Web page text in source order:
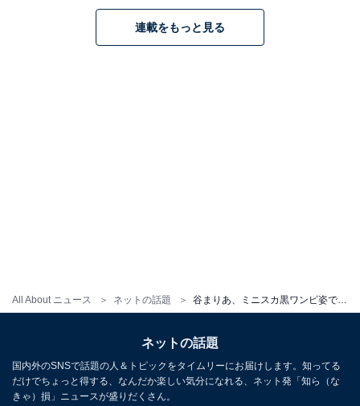
All About ニュース ネットの話題
連載をもっと見る
ネットの話題
国内外のSNSで話題の人＆トピックをタイムリーにお届けします。知ってる
だけでちょっと得する、なんだか楽しい気分になれる、ネット発「知ら（な
きゃ）損」ニュースが盛りだくさん。